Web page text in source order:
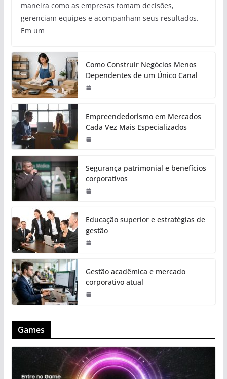
maneira como as empresas tomam decisões,
gerenciam equipes e acompanham seus resultados.
Em um
Como Construir Negócios Menos
Dependentes de um Único Canal
Empreendedorismo em Mercados
Cada Vez Mais Especializados
Segurança patrimonial e benefícios
corporativos
Educação superior e estratégias de
gestão
Gestão acadêmica e mercado
corporativo atual
Games